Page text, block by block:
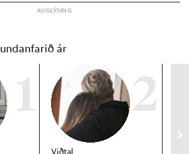
undanfarið ár
1 2
Viðtal